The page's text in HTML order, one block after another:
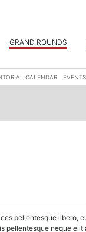
GRAND ROUNDS
CALENDAR EVENTS
pellentesque libero,
pellentesque neque elit